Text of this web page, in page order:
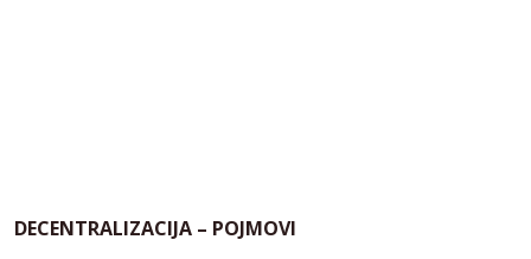
DECENTRALIZACIJA – POJMOVI